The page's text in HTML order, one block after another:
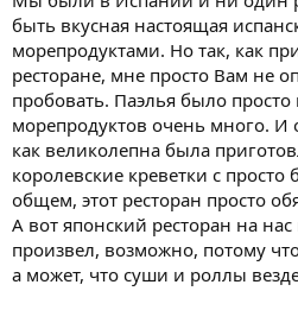
быть вкусная настоящая
морепродуктами. Но так, как
ресторане, мне просто Вам не
пробовать. Паэлья было просто
морепродуктов очень много. И
как великолепна была
королевские креветки с
общем, этот ресторан просто
А вот японский ресторан на
произвел, возможно, потому
а может, что суши и роллы